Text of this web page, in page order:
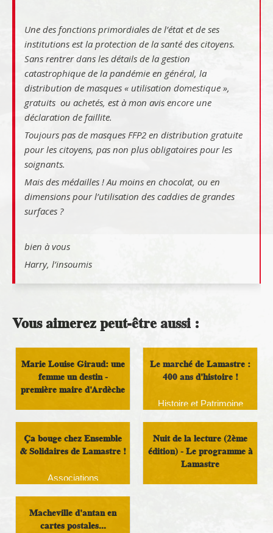
Une des fonctions primordiales de l’état et de ses
institutions est la protection de la santé des citoyens.
Sans rentrer dans les détails de la gestion
catastrophique de la pandémie en général, la
distribution de masques « utilisation domestique »,
gratuits ou achetés, est à mon avis encore une
déclaration de faillite.
Toujours pas de masques FFP2 en distribution gratuite
pour les citoyens, pas non plus obligatoires pour les
soignants.
Mais des médailles ! Au moins en chocolat, ou en
dimensions pour l’utilisation des caddies de grandes
surfaces ?
bien à vous
Harry, l’insoumis
Vous aimerez peut-être aussi :
Marie Louise Giraud: une
femme un destin -
première maire d'Ardèche
Le marché de Lamastre :
400 ans d'histoire !
Histoire et Patrimoine
Ça bouge chez Ensemble
& Solidaires de Lamastre !
Associations
Nuit de la lecture (2ème
édition) - Le programme à
Lamastre
Macheville d'antan en
cartes postales...